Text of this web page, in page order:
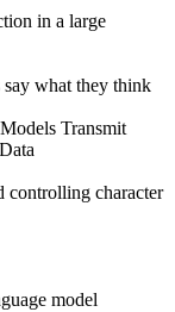
in a large
say what they think
Transmit
controlling character
model